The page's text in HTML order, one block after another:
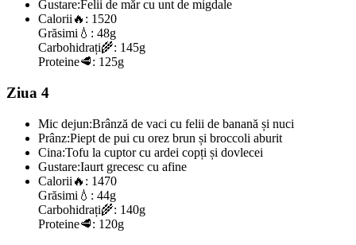
Gustare:Felii de măr cu unt de migdale
Calorii🔥: 1520
Grăsimi 💧: 48g
Carbohidrați🌾: 145g
Proteine🥩: 125g
Ziua 4
Mic dejun:Brânză de vaci cu felii de banană și nuci
Prânz:Piept de pui cu orez brun și broccoli aburit
Cina:Tofu la cuptor cu ardei copți și dovlecei
Gustare:Iaurt grecesc cu afine
Calorii 🔥: 1470
Grăsimi 💧: 44g
Carbohidrați🌾: 140g
Proteine🥩: 120g